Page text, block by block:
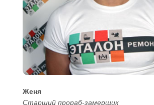
Женя
Старший прораб-замерщик